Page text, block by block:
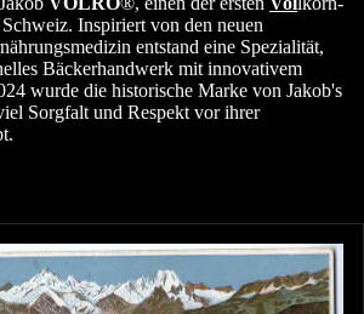
Inspiriert von den neuen
entstand eine Spezialität,
Bäckerhandwerk mit innovativem
wurde die historische Marke von Jakob's
Sorgfalt und Respekt vor ihrer